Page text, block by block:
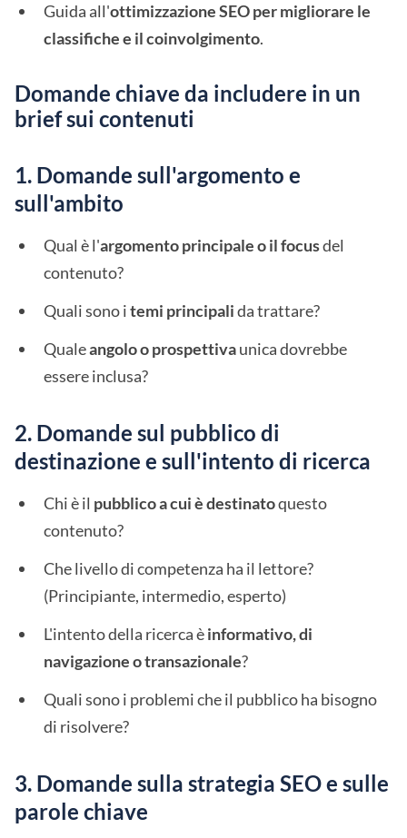
Guida all'ottimizzazione SEO per migliorare le
classifiche e il coinvolgimento.
Domande chiave da includere in un
brief sui contenuti
1. Domande sull'argomento e
sull'ambito
Qual è l'argomento principale o il focusdel
contenuto?
Quali sono itemi principalida trattare?
Qualeangolo o prospettivaunica dovrebbe
essere inclusa?
2. Domande sul pubblico di
destinazione e sull'intento di ricerca
Chi è il pubblico a cui è destinatoquesto
contenuto?
Che livello di competenza ha il lettore?
(Principiante, intermedio, esperto)
L'intento della ricerca èinformativo, di
navigazione o transazionale?
Quali sono i problemi che il pubblico ha bisogno
di risolvere?
3. Domande sulla strategia SEO e sulle
parole chiave